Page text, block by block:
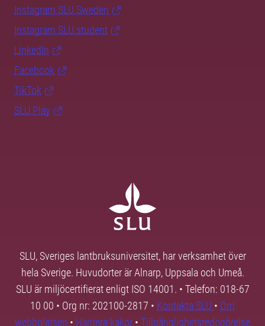
Instagram SLU.Sweden
Instagram SLU.student
LinkedIn
Facebook
TikTok
SLU Play
SLU, Sveriges lantbruksuniversitet, har verksamhet över
hela Sverige. Huvudorter är Alnarp, Uppsala och Umeå.
SLU är miljöcertifierat enligt ISO 14001. • Telefon: 018-67
10 00 • Org nr: 202100-2817 • Kontakta SLU • Om
webbplatsen • Hantera kakor • Tillgänglighetsredogörelse